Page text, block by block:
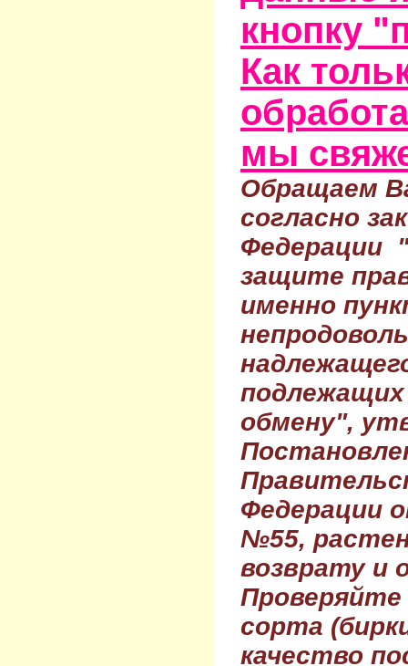
кнопку
Как
мы
Обращаем
согласно
Федерации
защите
именно
обмену",
Федерации
№55,
возврату и
Проверяйте
сорта
качество